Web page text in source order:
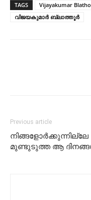
TAGS Vijayakumar
വിജയകുമാർ ബ്ലാത്തൂർ
Previous article
നിങ്ങളോർക്കുന്നില്ലേ
മുണ്ടുടുത്ത ആ